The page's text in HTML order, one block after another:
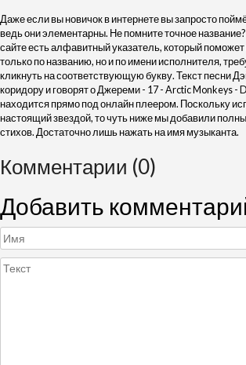
Даже если вы новичок в интернете вы запросто
ведь они элементарны. Не помните точное
сайте есть алфавитный указатель, который
только по названию, но и по имени исполнителя,
кликнуть на соответствующую букву. Текст песни
коридору и говорят о Джереми - 17 - Arctic Monkeys -
находится прямо под онлайн плеером. Поскольку
настоящий звездой, то чуть ниже мы добавили
стихов. Достаточно лишь нажать на имя музыканта.
Комментарии (0)
Добавить